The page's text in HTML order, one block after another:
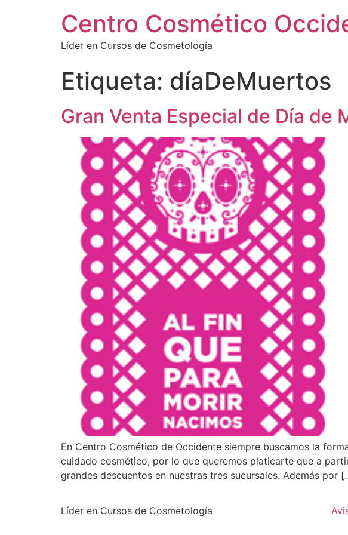
Centro Cosmético
Líder en Cursos de Cosmetología
Etiqueta: díaDeMuertos
Gran Venta Especial de Día de
En Centro Cosmético de Occidente siempre buscamos la
cuidado cosmético, por lo que queremos platicarte que a
grandes descuentos en nuestras tres sucursales. Además por
Líder en Cursos de Cosmetología